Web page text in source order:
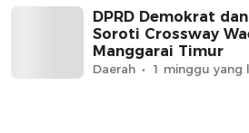
DPRD Demokrat
Soroti Crossway
Manggarai Timur
Daerah 1 minggu yang